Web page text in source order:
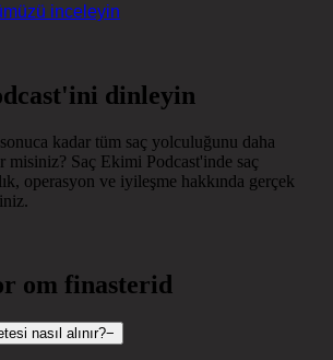
inceleyin
dinleyin
kadar tüm saç yolculuğunu daha
misiniz? Saç Ekimi Podcast'inde saç
operasyon ve iyileşme hakkında gerçek
om finasterid
nasıl alınır?−